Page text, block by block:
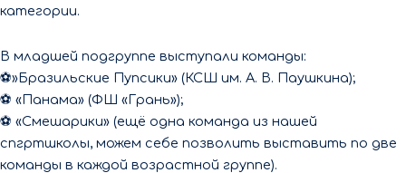
категории.
В младшей подгруппе выступали команды:
⚽️»Бразильские Пупсики» (КСШ им. А. В. Паушкина);
⚽️ «Панама» (ФШ «Грань»);
⚽️ «Смешарики» (ещё одна команда из нашей
спгртшколы, можем себе позволить выставить по две
команды в каждой возрастной группе).